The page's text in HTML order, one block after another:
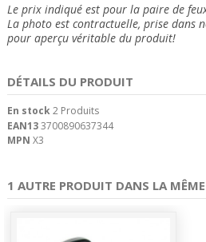
Le prix indiqué est pour la paire de
La photo est contractuelle, prise dans
pour aperçu véritable du produit!
DÉTAILS DU PRODUIT
En stock2 Produits
EAN133700890637344
MPN X3
1 AUTRE PRODUIT DANS LA